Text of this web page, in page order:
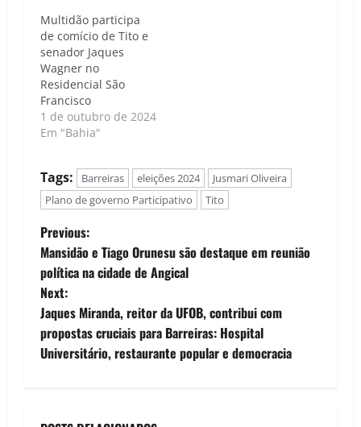
Oliveira, foi avistada
em um encontro
marcante na
tradicional Missa de
Santo Expedito,
realizada no
Arboreto I. O evento
reuniu uma série de
Multidão participa
de comício de Tito e
senador Jaques
Wagner no
Residencial São
Francisco
1 de outubro de 2024
Em "Bahia"
Tags: Barreiras eleições 2024
Jusmari Oliveira
Plano de governo Participativo
Tito
P
o
s
t
Previous:
Mansidão e Tiago Orunesu são destaque em reunião
política na cidade de Angical
Next:
Jaques Miranda, reitor da UFOB, contribui com
propostas cruciais para Barreiras: Hospital
Universitário, restaurante popular e democracia